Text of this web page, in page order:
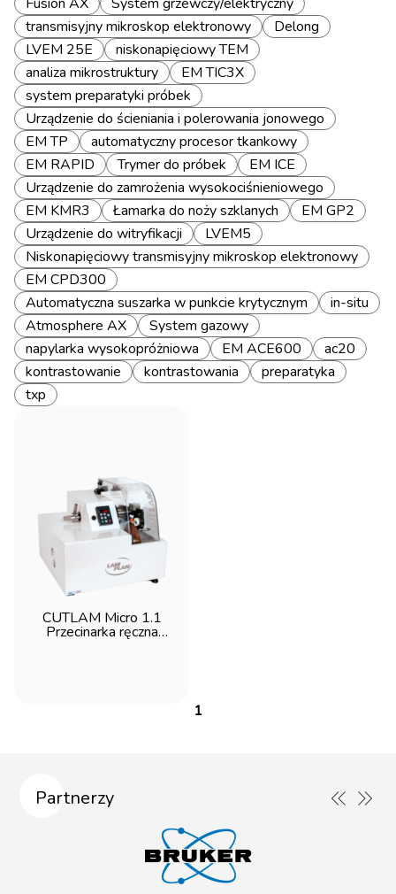
transmisyjny mikroskop elektronowy
Delong
LVEM 25E
niskonapięciowy TEM
analiza mikrostruktury
EM TIC3X
system preparatyki próbek
Urządzenie do ścieniania i polerowania jonowego
EM TP
automatyczny procesor tkankowy
EM RAPID
Trymer do próbek
EM ICE
Urządzenie do zamrożenia wysokociśnieniowego
EM KMR3
Łamarka do noży szklanych
EM GP2
Urządzenie do witryfikacji
LVEM5
Niskonapięciowy transmisyjny mikroskop elektronowy
EM CPD300
Automatyczna suszarka w punkcie krytycznym
in-situ
Atmosphere AX
System gazowy
napylarka wysokopróżniowa
EM ACE600
ac20
kontrastowanie
kontrastowania
preparatyka
txp
CUTLAM Micro 1.1
Przecinarka ręczna
1
Partnerzy